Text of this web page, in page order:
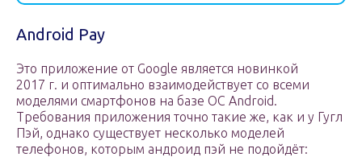
Android Pay
Это приложение от Google является новинкой
2017 г. и оптимально взаимодействует со всеми
моделями смартфонов на базе ОС Android.
Требования приложения точно такие же, как и у Гугл
Пэй, однако существует несколько моделей
телефонов, которым андроид пэй не подойдёт: